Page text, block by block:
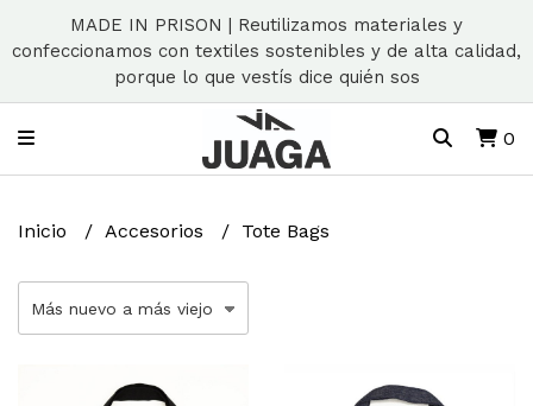
MADE IN PRISON | Reutilizamos materiales y
confeccionamos con textiles sostenibles y de alta calidad,
porque lo que vestís dice quién sos
0
Inicio Accesorios Tote Bags